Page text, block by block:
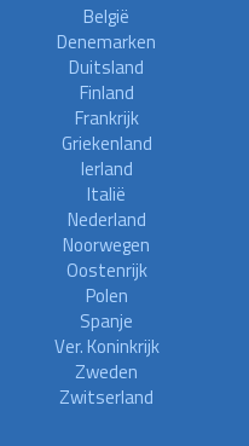
België
Denemarken
Duitsland
Finland
Frankrijk
Griekenland
Ierland
Italië
Nederland
Noorwegen
Oostenrijk
Polen
Spanje
Ver. Koninkrijk
Zweden
Zwitserland